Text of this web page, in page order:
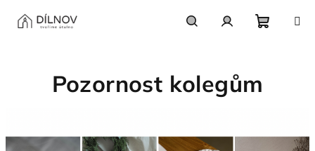
košík
Pozornost kolegům